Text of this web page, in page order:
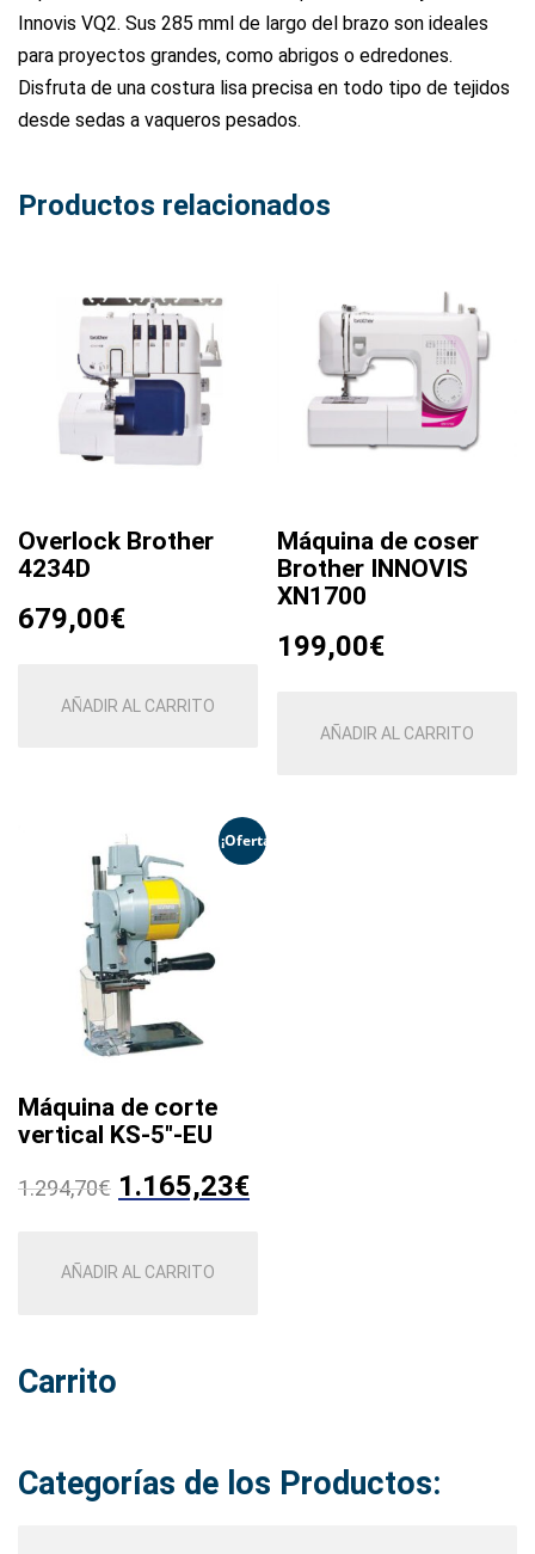
Innovis VQ2. Sus 285 mml de largo del brazo son ideales
para proyectos grandes, como abrigos o edredones.
Disfruta de una costura lisa precisa en todo tipo de tejidos
desde sedas a vaqueros pesados.
Productos relacionados
Overlock Brother
4234D
679,00€
AÑADIR AL CARRITO
Máquina de coser
Brother INNOVIS
XN1700
199,00€
AÑADIR AL CARRITO
¡Oferta!
Máquina de corte
vertical KS-5″-EU
1.294,70€ El
original
1.165,23€El
AÑADIR AL CARRITO
Carrito
Categorías de los Productos: